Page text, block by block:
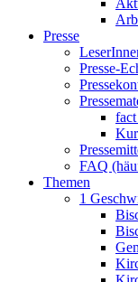
Presse
Presse-
fact
FAQ
Themen
1